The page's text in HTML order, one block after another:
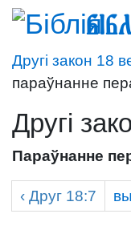
Другі закон 18
параўнанне
Другі
Параўнанне
‹ Друг 18:7